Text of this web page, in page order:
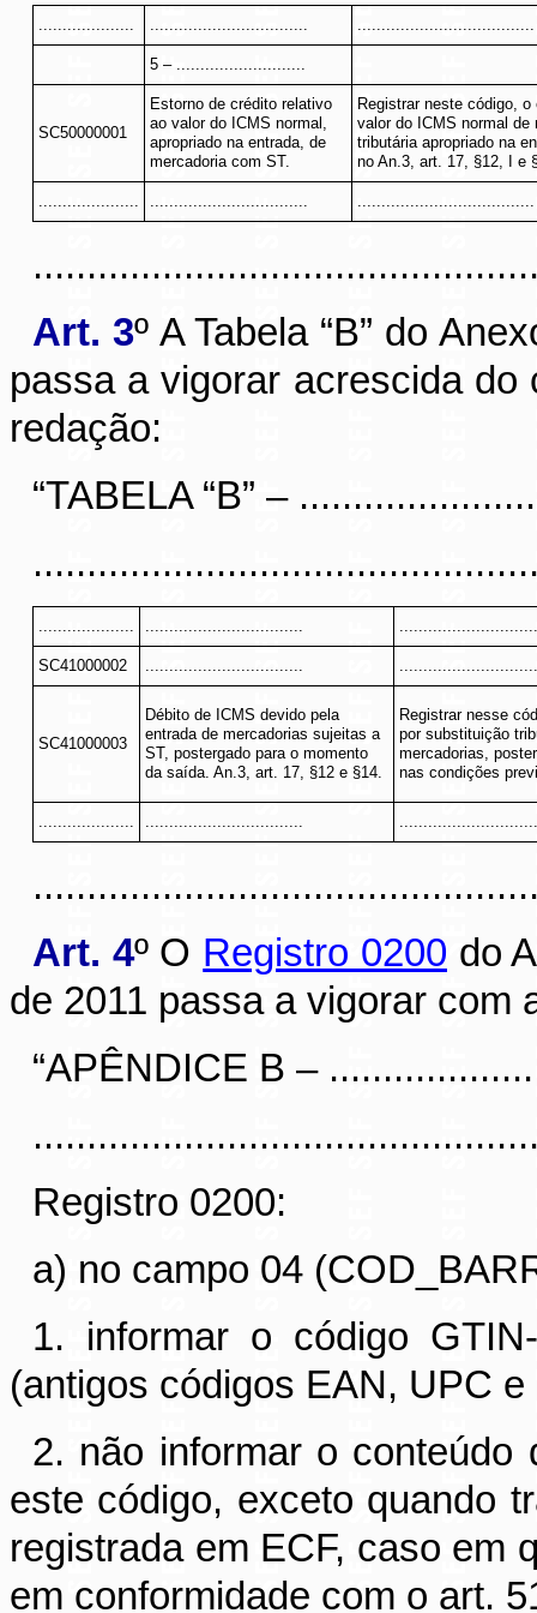
.................... ................................. .....................................
5 – ...........................
SC50000001
Estorno de crédito relativo
ao valor do ICMS normal,
apropriado na entrada, de
mercadoria com ST.
Registrar neste código,
valor do ICMS normal
tributária apropriado na
no An.3, art. 17, §12, I e
..................... ................................. .....................................
Art. 3º A Tabela “B” do
passa a vigorar acrescida
redação:
“TABELA “B” –
.................... .................................
SC41000002 .................................
SC41000003
Débito de ICMS devido pela
entrada de mercadorias sujeitas a
ST, postergado para o momento
da saída. An.3, art. 17, §12 e §14.
Registrar nesse
por substituição
mercadorias,
nas condições
.................... .................................
Art. 4º O Registro 0200 do
de 2011 passa a vigorar com
“APÊNDICE B –
Registro 0200:
a) no campo 04
1. informar o código
(antigos códigos EAN, UPC
2. não informar o
este código, exceto quando
registrada em ECF, caso em
em conformidade com o art.